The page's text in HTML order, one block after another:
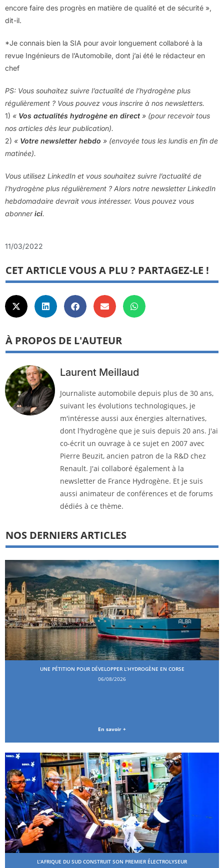
encore faire des progrès en matière de qualité et de sécurité »,
dit-il.
*Je connais bien la SIA pour avoir longuement collaboré à la
revue Ingénieurs de l’Automobile, dont j’ai été le rédacteur en
chef
PS: Vous souhaitez suivre l’actualité de l’hydrogène plus
régulièrement ? Vous pouvez vous inscrire à nos newsletters.
1) « Vos actualités hydrogène en direct » (pour recevoir tous
nos articles dès leur publication).
2) « Votre newsletter hebdo » (envoyée tous les lundis en fin de
matinée).
Vous utilisez LinkedIn et vous souhaitez suivre l’actualité de
l’hydrogène plus régulièrement ? Alors notre newsletter LinkedIn
hebdomadaire devrait vous intéresser. Vous pouvez vous
abonnerici.
11/03/2022
CET ARTICLE VOUS A PLU ? PARTAGEZ-LE !
À PROPOS DE L'AUTEUR
Laurent Meillaud
Journaliste automobile depuis plus de 30 ans,
suivant les évolutions technologiques, je
m'intéresse aussi aux énergies alternatives,
dont l'hydrogène que je suis depuis 20 ans. J'ai
co-écrit un ouvrage à ce sujet en 2007 avec
Pierre Beuzit, ancien patron de la R&D chez
Renault. J'ai collaboré également à la
newsletter de France Hydrogène. Et je suis
aussi animateur de conférences et de forums
dédiés à ce thème.
NOS DERNIERS ARTICLES
UNE PÉTITION POUR DÉVELOPPER L’HYDROGÈNE EN CORSE
06/08/2026
En savoir +
L’AFRIQUE DU SUD CONSTRUIT SON PREMIER ÉLECTROLYSEUR